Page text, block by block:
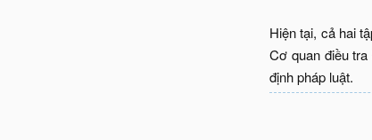
Hiện tại, cả hai
Cơ quan điều
định pháp luật.​